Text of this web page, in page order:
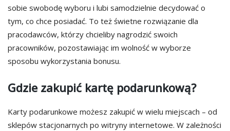
sobie swobodę wyboru i lubi samodzielnie decydować o
tym, co chce posiadać. To też świetne rozwiązanie dla
pracodawców, którzy chcieliby nagrodzić swoich
pracowników, pozostawiając im wolność w wyborze
sposobu wykorzystania bonusu.
Gdzie zakupić kartę podarunkową?
Karty podarunkowe możesz zakupić w wielu miejscach – od
sklepów stacjonarnych po witryny internetowe. W zależności